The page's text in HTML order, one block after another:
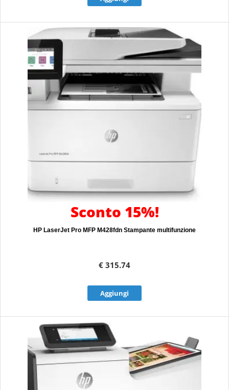
Sconto 15%!
HP LaserJet Pro MFP M428fdn Stampante multifunzione
€ 315.74
Aggiungi